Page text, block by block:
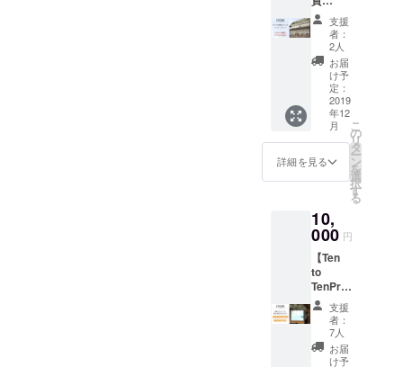
will be
charge
トや講
演会等
なんで
も大丈
夫で
す！た
くさん
交流し
ましょ
う！ 有
効期
限
6月30日
効 ※飲
食付き
イベン
トの場
合は別
途料金
が発生
します
のでご
了承く
ださ
エー
ル・
IPA）
以下の
内容を
お届け
しま
す！ ・
カリナ
の愛情
のこ
カード
＋ ・
Ten to
Ten ラ
ベル
North
Island
北海道
クラフ
トビー
ルセッ
10000
円コー
ス】
10000
の内容
をお届
けしま
す！ ・
カリナ
の愛情
のこ
もった
セージ
カード
＋ 以下
より一
つお選
びいた
だけま
す！ ・
ブラウ
ス
(S/M/L)
支援
者：
2人
お届
け予
定：
2019
年12
月
詳細を見る
こ
の
リ
タ
ー
ン
を
選
択
す
る
10,
000 円
【Ten
to
TenProj
ectのウ
ラガワ
覗き
見!!】
10000
支援
者：
7人
お届
け予